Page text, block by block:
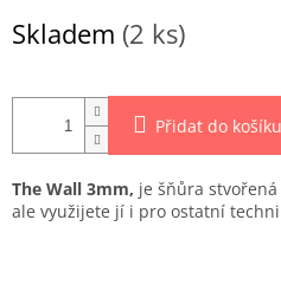
cena:
Skladem (2 ks)
Přidat do košíku
The Wall 3mm, je šňůra
ale využijete jí i pro ostatní